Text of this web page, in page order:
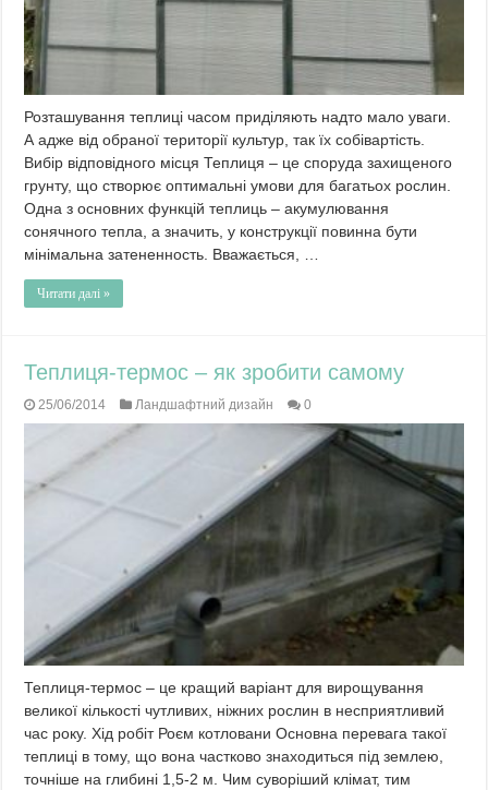
Розташування теплиці часом приділяють надто мало уваги.
А адже від обраної території культур, так їх собівартість.
Вибір відповідного місця Теплиця – це споруда захищеного
грунту, що створює оптимальні умови для багатьох рослин.
Одна з основних функцій теплиць – акумулювання
сонячного тепла, а значить, у конструкції повинна бути
мінімальна затененность. Вважається, …
Читати далі »
Теплиця-термос – як зробити самому
25/06/2014 Ландшафтний дизайн 0
Теплиця-термос – це кращий варіант для вирощування
великої кількості чутливих, ніжних рослин в несприятливий
час року. Хід робіт Роєм котловани Основна перевага такої
теплиці в тому, що вона частково знаходиться під землею,
точніше на глибині 1,5-2 м. Чим суворіший клімат, тим